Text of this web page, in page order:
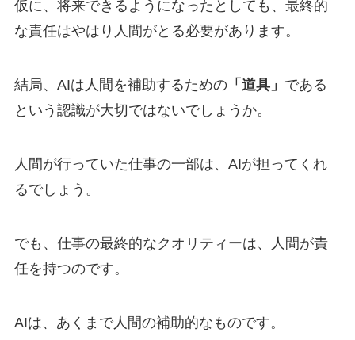
仮に、将来できるようになったとしても、最終的
な責任はやはり人間がとる必要があります。
結局、 AIは人間を補助するための「道具」 である
という認識が大切ではないでしょうか。
人間が行っていた仕事の一部は、 AIが担ってくれ
るでしょう。
でも、仕事の最終的なクオリティーは、人間が責
任を持つのです。
AIは、あくまで人間の補助的なものです。